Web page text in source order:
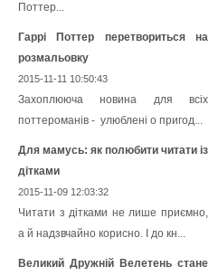
Поттер...
Гаррі Поттер перетвориться на
розмальовку
2015-11-11 10:50:43
Захоплююча новина для всіх
поттероманів - улюблені о пригод...
Для мамусь: як полюбити читати із
дітками
2015-11-09 12:03:32
Читати з дітками не лише приємно,
а й надзвчайно корисно. І до кн...
Великий Дружній Велетень стане